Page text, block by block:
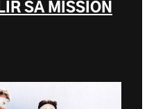
SA MISSION